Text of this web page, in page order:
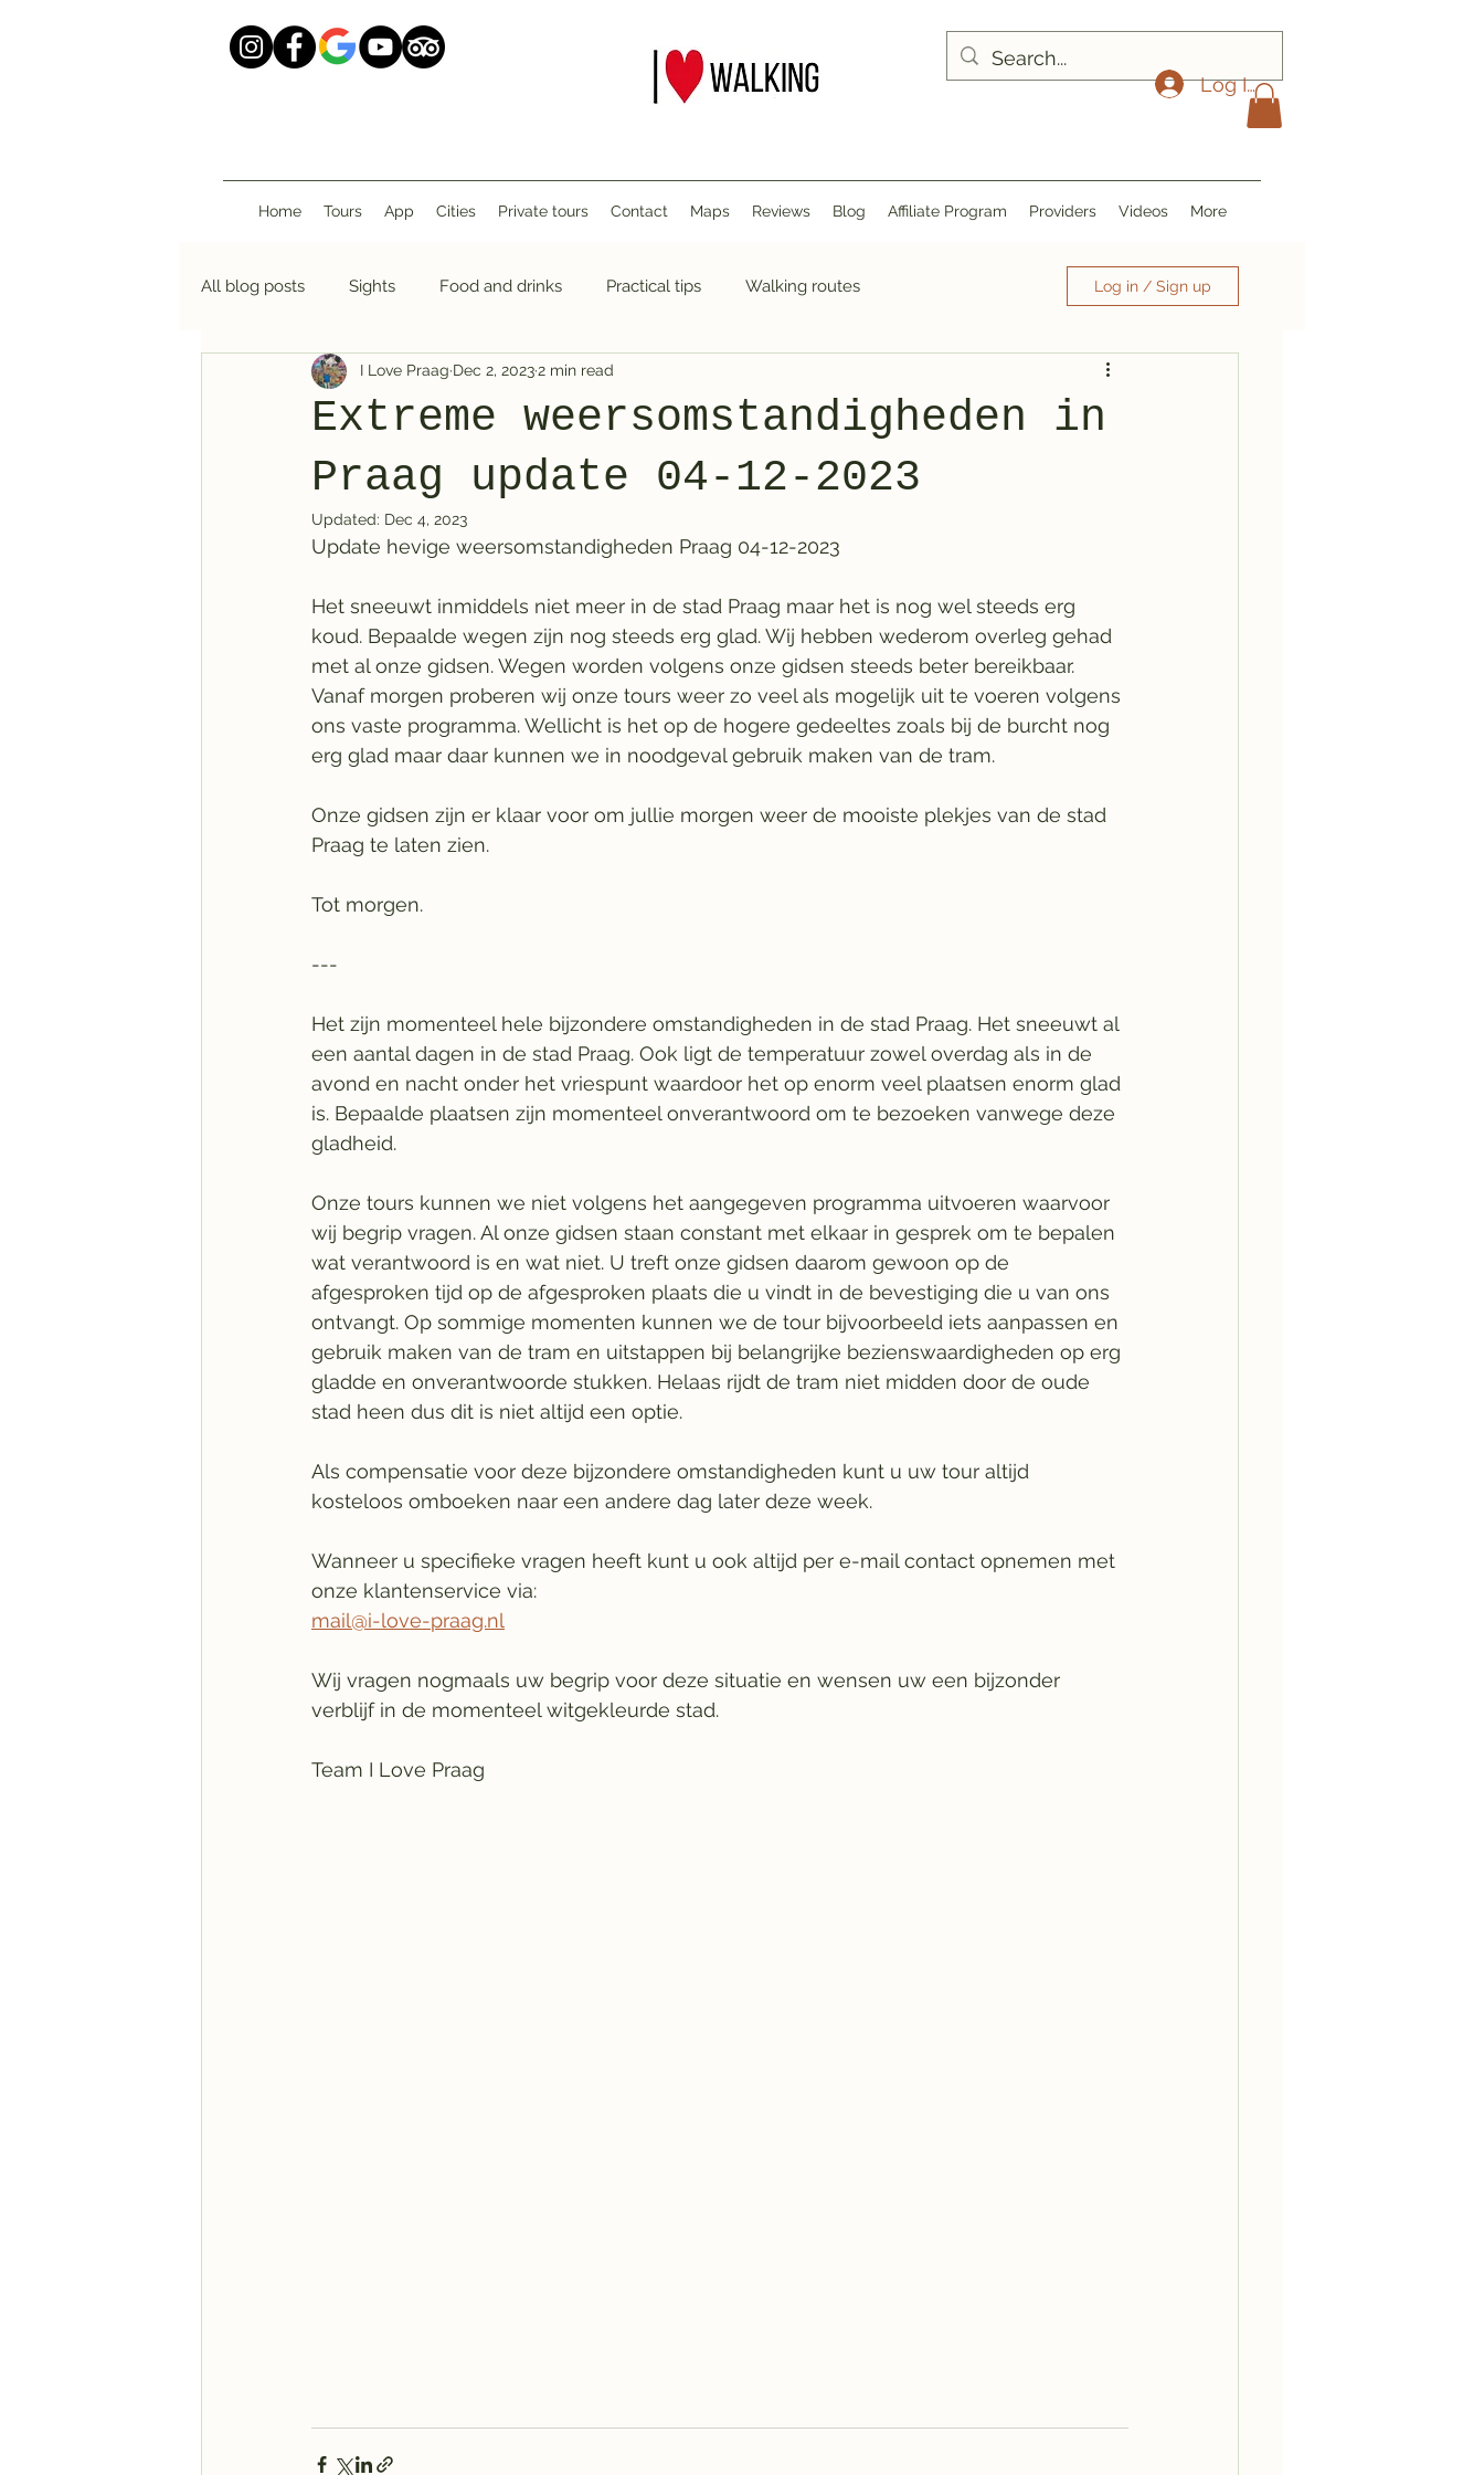
Log In
Home Tours App Cities Private tours Contact Maps Reviews Blog Affiliate Program Providers Videos More
All blog posts Sights Food and drinks Practical tips Walking routes Log in / Sign up
Extreme weersomstandigheden in
Praag update 04-12-2023
I Love Praag Dec 2, 20232 min read
Updated: Dec 4, 2023
Update hevige weersomstandigheden Praag 04-12-2023
Het sneeuwt inmiddels niet meer in de stad Praag maar het is nog wel steeds erg
koud. Bepaalde wegen zijn nog steeds erg glad. Wij hebben wederom overleg gehad
met al onze gidsen. Wegen worden volgens onze gidsen steeds beter bereikbaar.
Vanaf morgen proberen wij onze tours weer zo veel als mogelijk uit te voeren volgens
ons vaste programma. Wellicht is het op de hogere gedeeltes zoals bij de burcht nog
erg glad maar daar kunnen we in noodgeval gebruik maken van de tram.
Onze gidsen zijn er klaar voor om jullie morgen weer de mooiste plekjes van de stad
Praag te laten zien.
Tot morgen.
---
Het zijn momenteel hele bijzondere omstandigheden in de stad Praag. Het sneeuwt al
een aantal dagen in de stad Praag. Ook ligt de temperatuur zowel overdag als in de
avond en nacht onder het vriespunt waardoor het op enorm veel plaatsen enorm glad
is. Bepaalde plaatsen zijn momenteel onverantwoord om te bezoeken vanwege deze
gladheid.
Onze tours kunnen we niet volgens het aangegeven programma uitvoeren waarvoor
wij begrip vragen. Al onze gidsen staan constant met elkaar in gesprek om te bepalen
wat verantwoord is en wat niet. U treft onze gidsen daarom gewoon op de
afgesproken tijd op de afgesproken plaats die u vindt in de bevestiging die u van ons
ontvangt. Op sommige momenten kunnen we de tour bijvoorbeeld iets aanpassen en
gebruik maken van de tram en uitstappen bij belangrijke bezienswaardigheden op erg
gladde en onverantwoorde stukken. Helaas rijdt de tram niet midden door de oude
stad heen dus dit is niet altijd een optie.
Als compensatie voor deze bijzondere omstandigheden kunt u uw tour altijd
kosteloos omboeken naar een andere dag later deze week.
Wanneer u specifieke vragen heeft kunt u ook altijd per e-mail contact opnemen met
onze klantenservice via:
mail@i-love-praag.nl
Wij vragen nogmaals uw begrip voor deze situatie en wensen uw een bijzonder
verblijf in de momenteel witgekleurde stad.
Team I Love Praag